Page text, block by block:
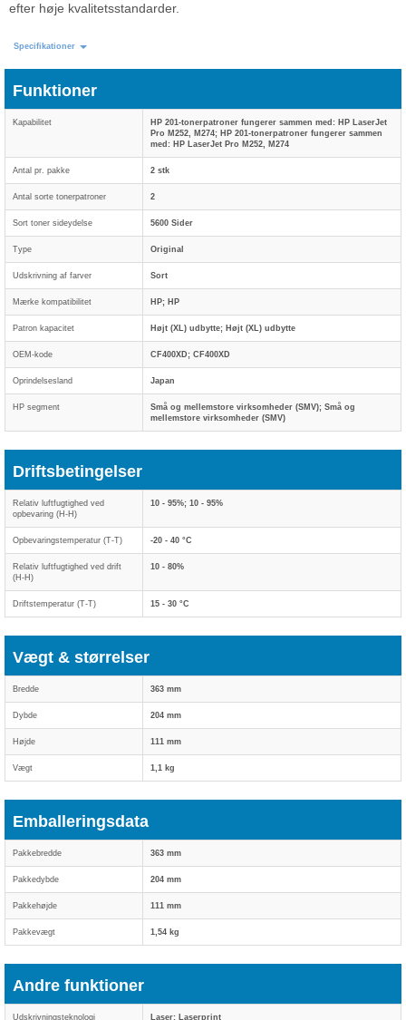
efter høje kvalitetsstandarder.
Specifikationer
Funktioner
Kapabilitet
HP 201-tonerpatroner fungerer sammen med: HP LaserJet
Pro M252, M274; HP 201-tonerpatroner fungerer sammen
med: HP LaserJet Pro M252, M274
Antal pr. pakke 2 stk
Antal sorte tonerpatroner 2
Sort toner sideydelse 5600 Sider
Type Original
Udskrivning af farver Sort
Mærke kompatibilitet HP; HP
Patron kapacitet Højt (XL) udbytte; Højt (XL) udbytte
OEM-kode CF400XD; CF400XD
Oprindelsesland Japan
HP segment
Små og mellemstore virksomheder (SMV); Små og
mellemstore virksomheder (SMV)
Driftsbetingelser
Relativ luftfugtighed ved
opbevaring (H-H)
10 - 95%; 10 - 95%
Opbevaringstemperatur (T-T) -20 - 40 °C
Relativ luftfugtighed ved drift
(H-H)
10 - 80%
Driftstemperatur (T-T) 15 - 30 °C
Vægt & størrelser
Bredde 363 mm
Dybde 204 mm
Højde 111 mm
Vægt 1,1 kg
Emballeringsdata
Pakkebredde 363 mm
Pakkedybde 204 mm
Pakkehøjde 111 mm
Pakkevægt 1,54 kg
Andre funktioner
Udskrivningsteknologi Laser; Laserprint